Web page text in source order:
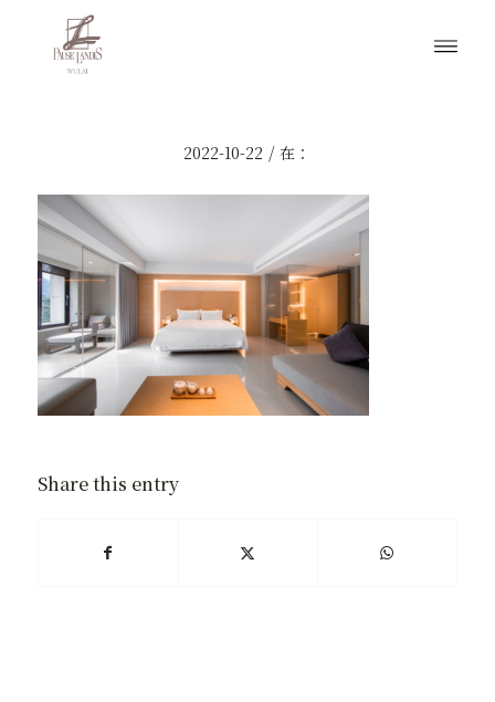
2022-10-22 / 在：
Share this entry